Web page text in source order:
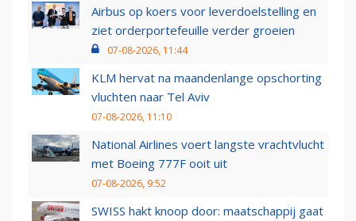
Airbus op koers voor leverdoelstelling en
ziet orderportefeuille verder groeien
07-08-2026, 11:44
KLM hervat na maandenlange opschorting
vluchten naar Tel Aviv
07-08-2026, 11:10
National Airlines voert langste vrachtvlucht
met Boeing 777F ooit uit
07-08-2026, 9:52
SWISS hakt knoop door: maatschappij gaat